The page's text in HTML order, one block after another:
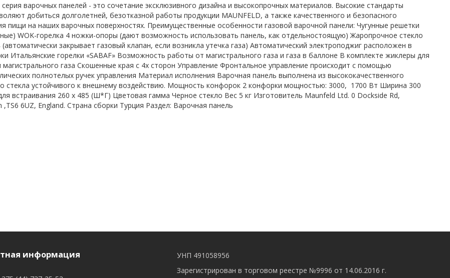
варочных панелей - это сочетание эксклюзивного дизайна и высокопрочных материалов. Высокие стандарты
добиться долголетней, безотказной работы продукции MAUNFELD, а также качественного и безопасного
пищи на наших варочных поверхностях. Преимущественные особенности газовой варочной панели: Чугунные решетки
WOK-горелка 4 ножки-опоры (дают возможность использовать панель, как отдельностоящую) Жаропрочное стекло
(автоматически закрывает газовый клапан, если возникла утечка газа) Автоматический электроподжиг расположен в
Итальянские горелки «SABAF» Возможность работы от магистрального газа и газа в баллоне В комплекте жиклеры для
магистрального газа Скошенные края с 4х сторон Управление Фронтальное управление происходит с помощью
полнотелых ручек управления Материал исполнения Варочная панель выполнена из высококачественного
стекла устойчивого к внешнему воздействию. Мощность конфорок 2 конфорки мощностью: 3000, 1700 Вт Ширина 300
встраивания 260 х 485 (Ш*Г) Цветовая гамма Черное стекло Вес 5 кг Изготовитель Maunfeld Ltd. 0 Dockside Rd,
,TS6 6UZ, England. Страна сборки Турция Раздел: Варочная панель
УНП 491058956
Зарегистрирован в торговом реестре №9996 от 14.06.2016 г.
информация